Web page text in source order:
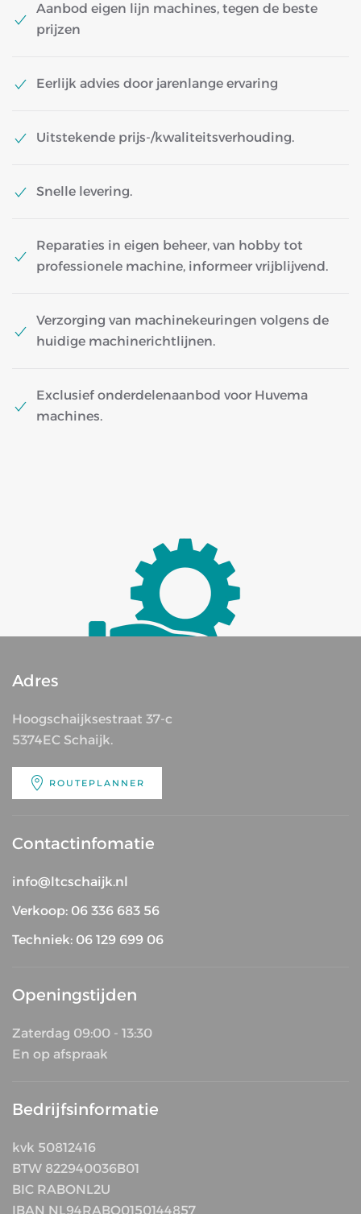
Aanbod eigen lijn machines, tegen de beste
prijzen
Eerlijk advies door jarenlange ervaring
Uitstekende prijs-/kwaliteitsverhouding.
Snelle levering.
Reparaties in eigen beheer, van hobby tot
professionele machine, informeer vrijblijvend.
Verzorging van machinekeuringen volgens de
huidige machinerichtlijnen.
Exclusief onderdelenaanbod voor Huvema
machines.
Adres
Hoogschaijksestraat 37-c
5374EC Schaijk.
ROUTEPLANNER
Contactinfomatie
info@ltcschaijk.nl
Verkoop: 06 336 683 56
Techniek: 06 129 699 06
Openingstijden
Zaterdag 09:00 - 13:30
En op afspraak
Bedrijfsinformatie
kvk 50812416
BTW 822940036B01
BIC RABONL2U
IBAN NL94RABO0150144857